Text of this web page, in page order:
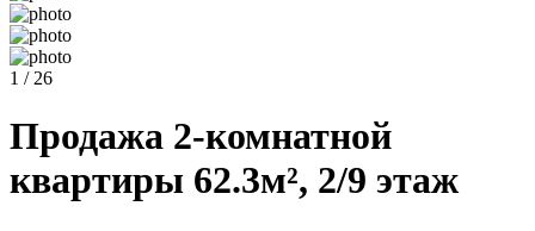
1 / 26
Продажа 2-комнатной
квартиры 62.3м², 2/9 этаж